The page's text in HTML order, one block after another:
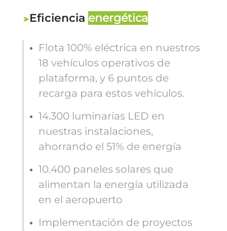
Eficiencia energética
Flota 100% eléctrica en nuestros
18 vehículos operativos de
plataforma, y 6 puntos de
recarga para estos vehículos.
14.300 luminarias LED en
nuestras instalaciones,
ahorrando el 51% de energía
10.400 paneles solares que
alimentan la energía utilizada
en el aeropuerto
Implementación de proyectos